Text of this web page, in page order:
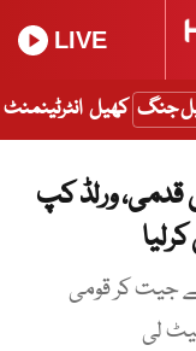
LIVE
جنگ کھیل انٹرٹینمنٹ
قدمی، ورلڈ کپ
کے خلاف دوسرا میچ 0-8 سے جیت کر قومی
لی